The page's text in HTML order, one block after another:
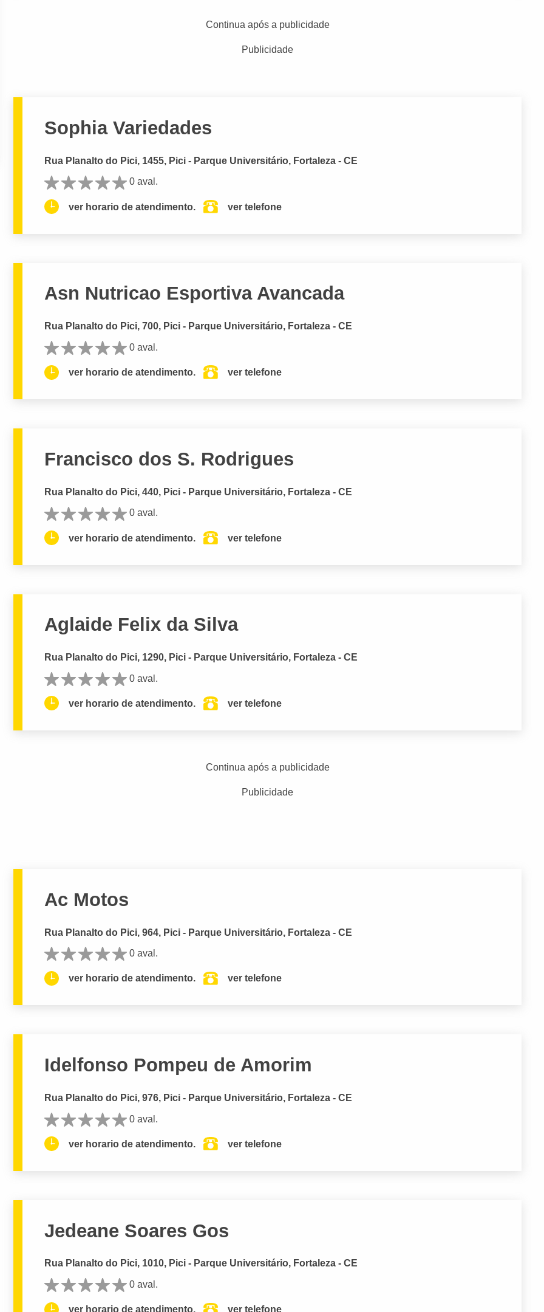
Continua após a publicidade
Publicidade
Sophia Variedades
Rua Planalto do Pici, 1455, Pici - Parque Universitário, Fortaleza - CE
0 aval.
ver horario de atendimento. ver telefone
Asn Nutricao Esportiva Avancada
Rua Planalto do Pici, 700, Pici - Parque Universitário, Fortaleza - CE
0 aval.
ver horario de atendimento. ver telefone
Francisco dos S. Rodrigues
Rua Planalto do Pici, 440, Pici - Parque Universitário, Fortaleza - CE
0 aval.
ver horario de atendimento. ver telefone
Aglaide Felix da Silva
Rua Planalto do Pici, 1290, Pici - Parque Universitário, Fortaleza - CE
0 aval.
ver horario de atendimento. ver telefone
Continua após a publicidade
Publicidade
Ac Motos
Rua Planalto do Pici, 964, Pici - Parque Universitário, Fortaleza - CE
0 aval.
ver horario de atendimento. ver telefone
Idelfonso Pompeu de Amorim
Rua Planalto do Pici, 976, Pici - Parque Universitário, Fortaleza - CE
0 aval.
ver horario de atendimento. ver telefone
Jedeane Soares Gos
Rua Planalto do Pici, 1010, Pici - Parque Universitário, Fortaleza - CE
0 aval.
ver horario de atendimento. ver telefone